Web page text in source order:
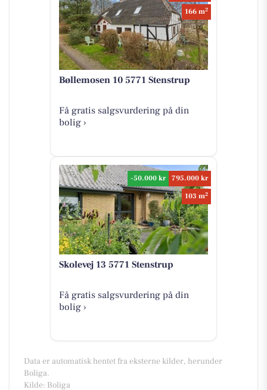
166 m2
Bøllemosen 10 5771 Stenstrup
Få gratis salgsvurdering på din
bolig ›
-50.000 kr
795.000 kr
103 m2
Skolevej 13 5771 Stenstrup
Få gratis salgsvurdering på din
bolig ›
Data er automatisk hentet fra eksterne kilder, herunder
Boliga.
Kilde: Boliga